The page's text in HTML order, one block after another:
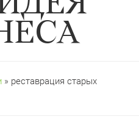
» реставрация старых